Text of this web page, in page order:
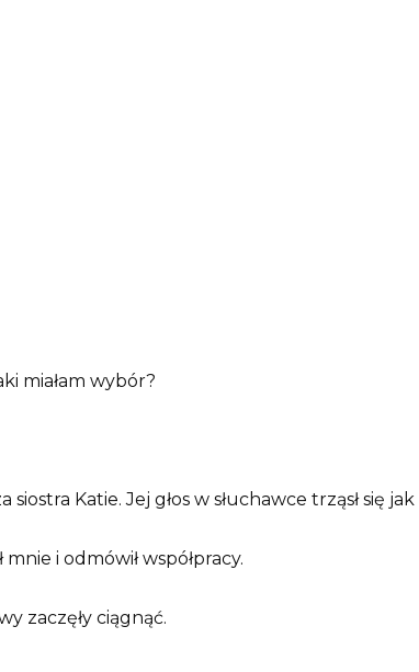
miałam wybór?
Katie. Jej głos w słuchawce trząsł się jak
i odmówił współpracy.
zaczęły ciągnąć.